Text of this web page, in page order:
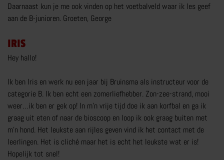
Daarnaast kun je me ook vinden op het voetbalveld waar ik les geef
aan de B-junioren. Groeten, George
IRIS
Hey hallo!
Ik ben Iris en werk nu een jaar bij Bruinsma als instructeur voor de
categorie B. Ik ben echt een zomerliefhebber. Zon-zee-strand, mooi
weer…ik ben er gek op! In m’n vrije tijd doe ik aan korfbal en ga ik
graag uit eten of naar de bioscoop en loop ik ook graag buiten met
m’n hond. Het leukste aan rijles geven vind ik het contact met de
leerlingen. Het is cliché maar het is echt het leukste wat er is!
Hopelijk tot snel!
CAMPER RIJBEWIJS
RIJBEWIJS C1
RIJVAARDIGHEIDSTRAINING
CAMPERRIJBEWIJS NKC
MEER OVER CAMPER RIJBEWIJS